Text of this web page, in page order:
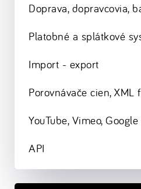
Doprava, dopravcovia,
Platobné a splátkové
Import - export
Porovnávače cien, XML
YouTube, Vimeo,
API